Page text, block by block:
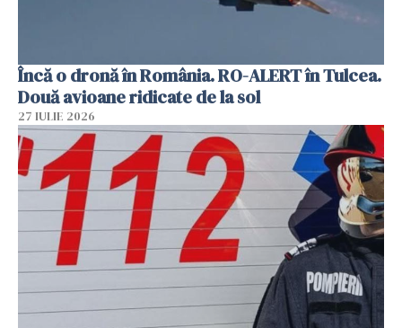
Încă o dronă în România. RO-ALERT în Tulcea.
Două avioane ridicate de la sol
27 IULIE 2026